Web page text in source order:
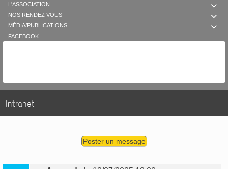

L'ASSOCIATION

NOS RENDEZ VOUS

MÉDIA/PUBLICATIONS
FACEBOOK
Intranet
Poster un message